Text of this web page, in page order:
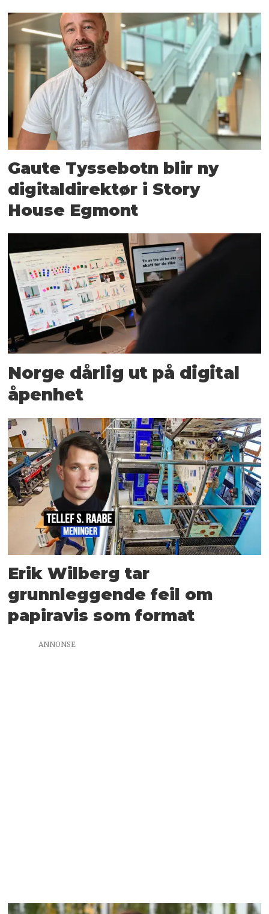
Gaute Tyssebotn blir ny
digital­direktør i Story
House Egmont
Norge dårlig ut på digital
åpenhet
Erik Wilberg tar
grunnleggende feil om
papiravis som format
ANNONSE